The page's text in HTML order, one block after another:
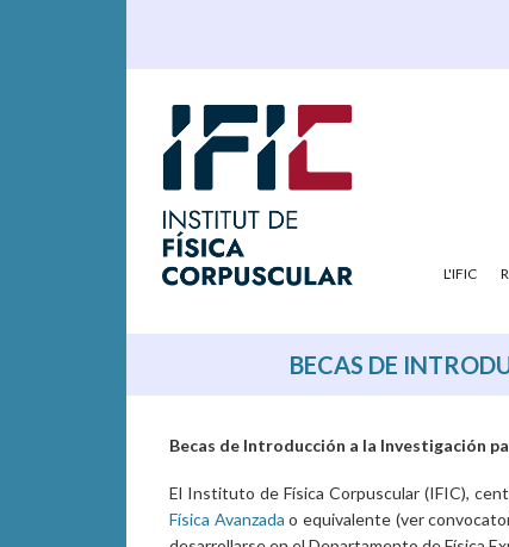
L'IFIC
BECAS DE
Becas de Introducción a la Investigación
El Instituto de Física Corpuscular (IFIC),
Física Avanzada o equivalente (ver